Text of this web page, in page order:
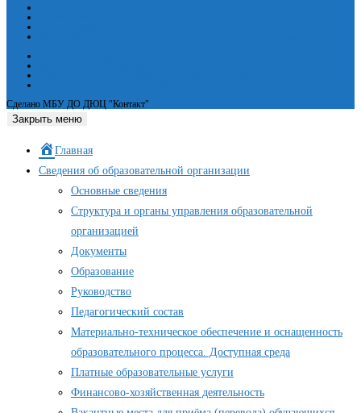
Сделано МБУ ДО ДЮЦ "Контакт"
Закрыть меню
Главная
Сведения об образовательной организации
Основные сведения
Структура и органы управления образовательной
организацией
Документы
Образование
Руководство
Педагогический состав
Материально-техническое обеспечение и оснащенность
образовательного процесса. Доступная среда
Платные образовательные услуги
Финансово-хозяйственная деятельность